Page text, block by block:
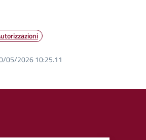
05/2026 10:25.11